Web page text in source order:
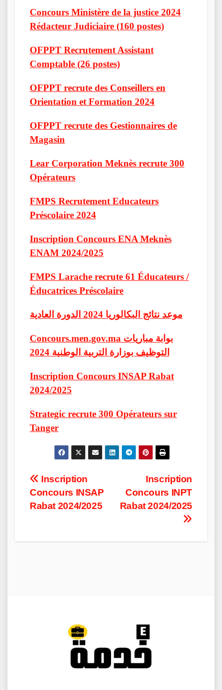
Concours Ministère de la justice 2024
Rédacteur Judiciaire (160 postes)
OFPPT Recrutement Assistant
Comptable (26 postes)
OFPPT recrute des Conseillers en
Orientation et Formation 2024
OFPPT recrute des Gestionnaires de
Magasin
Lear Corporation Meknès recrute 300
Opérateurs
FMPS Recrutement Educateurs
Préscolaire 2024
Inscription Concours ENA Meknès
ENAM 2024/2025
FMPS Larache recrute 61 Éducateurs /
Éducatrices Préscolaire
موعد نتائج البكالوريا 2024 الدورة العادية
Concours.men.gov.ma بوابة مباريات
التوظيف بوزارة التربية الوطنية 2024
Inscription Concours INSAP Rabat
2024/2025
Strategic recrute 300 Opérateurs sur
Tanger
Post
navigation
Inscription
Concours INPT
Rabat 2024/2025
Inscription
Concours INSAP
Rabat 2024/2025